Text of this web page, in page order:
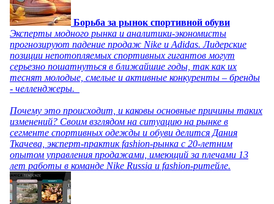
Борьба за рынок спортивной обуви
Эксперты модного рынка и аналитики-экономисты
прогнозируют падение продаж Nike и Adidas. Лидерские
позиции непотопляемых спортивных гигантов могут
серьезно пошатнуться в ближайшие годы, так как их
теснят молодые, смелые и активные конкуренты – бренды
- челленджеры.
Почему это происходит, и каковы основные причины таких
изменений? Своим взглядом на ситуацию на рынке в
сегменте спортивных одежды и обуви делится Дания
Ткачева, эксперт-практик fashion-рынка с 20-летним
опытом управления продажами, имеющий за плечами 13
лет работы в команде Nike Russia и fashion-ритейле.